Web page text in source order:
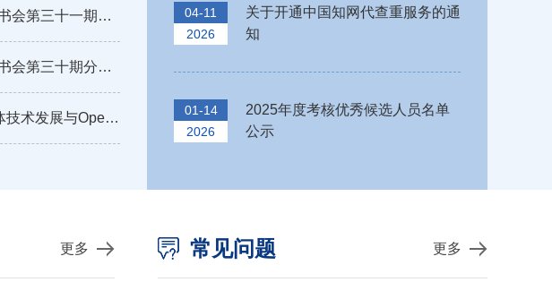
我校“悦读经典”读书会第三十一期分享会顺利举行
我校“悦读经典”读书会第三十期分享会顺利举行
我校举办“AI智能体技术发展与OpenClaw应用实践”专题讲座
04-11
2026
关于开通中国知网代查重服务的通
知
01-14
2026
2025年度考核优秀候选人员名单
公示
更多 常见问题 更多